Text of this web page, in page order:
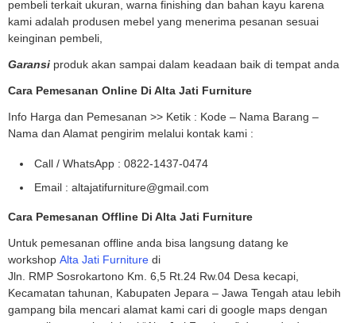
pembeli terkait ukuran, warna finishing dan bahan kayu karena
kami adalah produsen mebel yang menerima pesanan sesuai
keinginan pembeli,
Garansi produk akan sampai dalam keadaan baik di tempat anda
Cara Pemesanan Online Di Alta Jati Furniture
Info Harga dan Pemesanan >> Ketik : Kode – Nama Barang –
Nama dan Alamat pengirim melalui kontak kami :
Call / WhatsApp : 0822-1437-0474
Email : altajatifurniture@gmail.com
Cara Pemesanan Offline Di Alta Jati Furniture
Untuk pemesanan offline anda bisa langsung datang ke
workshop Alta Jati Furniture di
Jln. RMP Sosrokartono Km. 6,5 Rt.24 Rw.04 Desa kecapi,
Kecamatan tahunan, Kabupaten Jepara – Jawa Tengah atau lebih
gampang bila mencari alamat kami cari di google maps dengan